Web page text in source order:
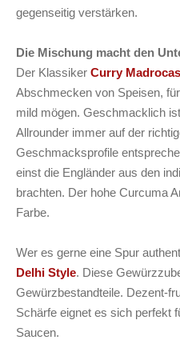
gegenseitig verstärken.
Die Mischung macht den
Der Klassiker Curry Madrocas
Abschmecken von Speisen,
mild mögen. Geschmacklich
Allrounder immer auf der
Geschmacksprofile
einst die Engländer aus den
brachten. Der hohe Curcuma
Farbe.
Wer es gerne eine Spur
Delhi Style. Diese
Gewürzbestandteile. Dezent-
Schärfe eignet es sich perfekt
Saucen.